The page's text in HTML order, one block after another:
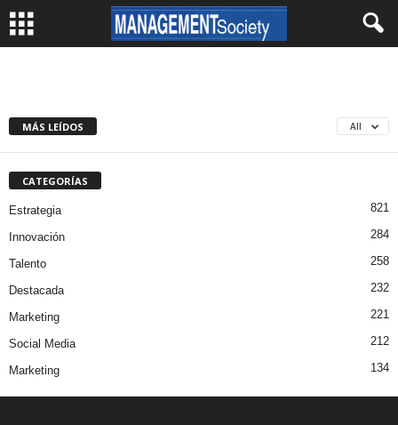
MÁS LEÍDOS All
CATEGORÍAS
Estrategia 821
Innovación 284
Talento 258
Destacada 232
Marketing 221
Social Media 212
Marketing 134